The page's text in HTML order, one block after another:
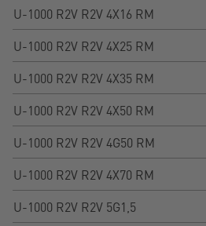
U-1000 R2V R2V 4X16 RM
U-1000 R2V R2V 4X25 RM
U-1000 R2V R2V 4X35 RM
U-1000 R2V R2V 4X50 RM
U-1000 R2V R2V 4G50 RM
U-1000 R2V R2V 4X70 RM
U-1000 R2V R2V 5G1,5